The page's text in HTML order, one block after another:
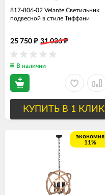
817-806-02 Velante Светильник
подвесной в стиле Тиффани
25 750 ₽ 31 036₽
В наличии
КУПИТЬ В 1 КЛИК
экономия
11%